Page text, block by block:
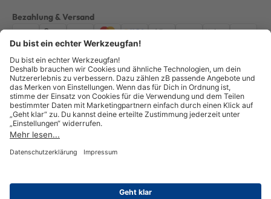
Bezahlung & Versand
ImpressumAGBDatenschutzWiderruf Vertrag widerrufen
Alle Preise verstehen sich inkl. ges. MwSt. *Kostenloser Versand innerhalb
Deutschlands, bei Bestellungen ab 100,00 Euro.
© Copyright 2026 GOTOOLS GmbH - Alle Rechte vorbehalten. powered by
createyourtemplate